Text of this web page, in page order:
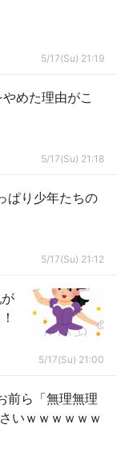
5/17(Su) 21:19
めた理由がこ
5/17(Su) 21:18
ぱり少年たちの
5/17(Su) 21:12
5/17(Su) 21:00
前ら「無理無理
いｗｗｗｗｗｗ